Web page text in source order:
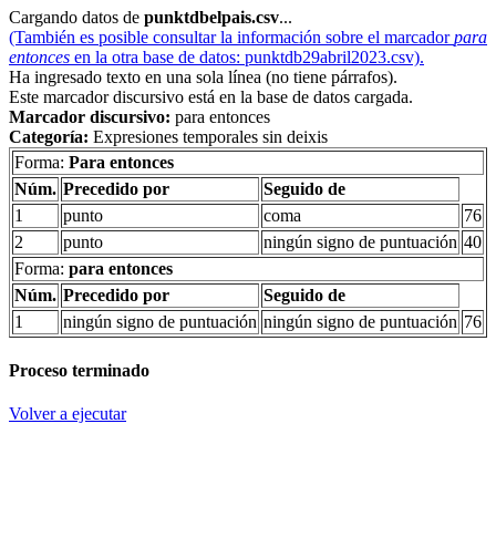
Cargando datos de punktdbelpais.csv...
(También es posible consultar la información sobre el marcadorpara
entonces en la otra base de datos: punktdb29abril2023.csv).
Ha ingresado texto en una sola línea (no tiene párrafos).
Este marcador discursivo está en la base de datos cargada.
Marcador discursivo: para entonces
Categoría: Expresiones temporales sin deixis
Forma: Para entonces
Núm. Precedido por
Seguido de
1
punto coma
76
2
punto ningún signo de puntuación 40
Forma: para entonces
Núm. Precedido por
Seguido de
1
ningún signo de puntuación ningún signo de puntuación 76
Proceso terminado
Volver a ejecutar